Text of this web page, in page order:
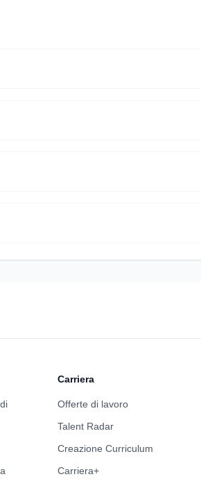
Carriera
Offerte di lavoro
Talent Radar
Creazione Curriculum
Carriera+